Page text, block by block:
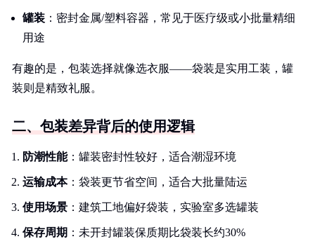
罐装 ：密封金属/塑料容器，常见于医疗级或小批量精细
用途
有趣的是，包装选择就像选衣服——袋装是实用工装，罐
装则是精致礼服。
二、包装差异背后的使用逻辑
防潮性能：罐装密封性较好，适合潮湿环境
运输成本：袋装更节省空间，适合大批量陆运
使用场景 ：建筑工地偏好袋装，实验室多选罐装
保存周期 ：未开封罐装保质期比袋装长约30%